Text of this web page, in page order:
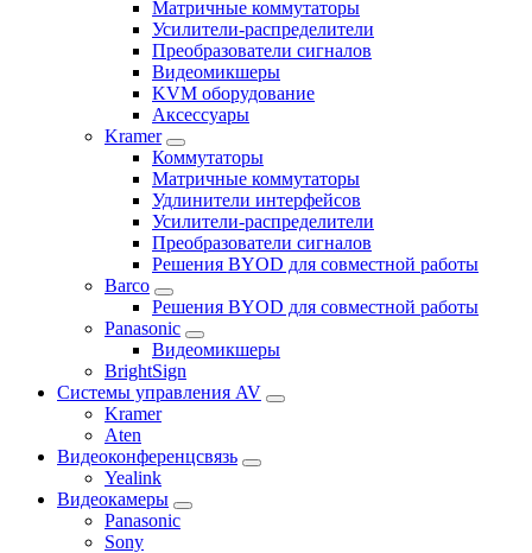
Матричные коммутаторы
Усилители-распределители
Преобразователи сигналов
Видеомикшеры
KVM оборудование
Аксессуары
Kramer
Коммутаторы
Матричные коммутаторы
Удлинители интерфейсов
Усилители-распределители
Преобразователи сигналов
Решения BYOD для совместной работы
Barco
Решения BYOD для совместной работы
Panasonic
Видеомикшеры
BrightSign
Системы управления AV
Kramer
Aten
Видеоконференцсвязь
Yealink
Видеокамеры
Panasonic
Sony